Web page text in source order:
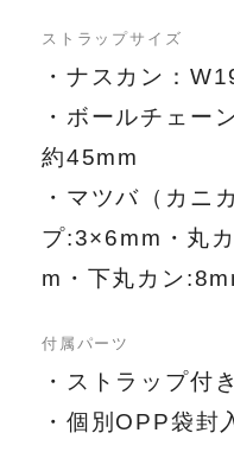
ストラップサイズ
・ナスカン：
・ボールチェー
約45mm
・マツバ（カニ
プ:3×6mm・丸
m・下丸カン
付属パーツ
・ストラップ付
・個別OPP袋封